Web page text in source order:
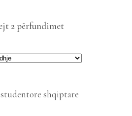
2 përfundimet
NË SHPORTË